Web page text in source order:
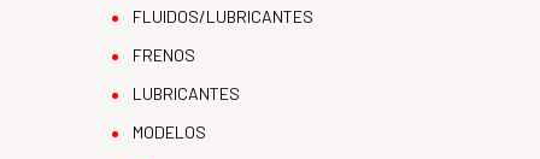
FLUIDOS/LUBRICANTES
FRENOS
LUBRICANTES
MODELOS